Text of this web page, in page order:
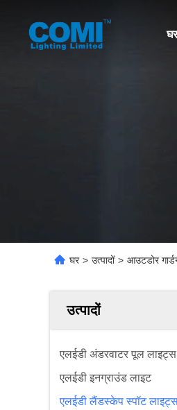
घर
घर > उत्पादों > आउटडोर
उत्पादों
एलईडी अंडरवाटर पूल लाइट्स
एलईडी इनग्राउंड लाइट
एलईडी लैंडस्केप स्पॉट